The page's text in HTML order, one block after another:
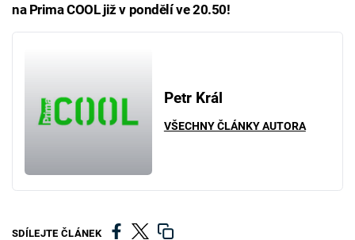
na Prima COOL již v pondělí ve 20.50!
Petr Král
VŠECHNY ČLÁNKY AUTORA
SDÍLEJTE ČLÁNEK